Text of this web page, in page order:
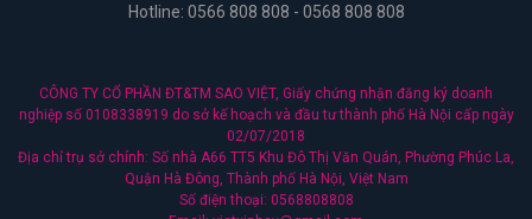
Hotline: 0566 808 808 - 0568 808 808
CÔNG TY CỔ PHẦN ĐT&TM SAO VIỆT, Giấy chứng nhận đăng ký doanh
nghiệp số 0108338919 do sở kế hoạch và đầu tư thành phố Hà Nội cấp ngày
02/07/2018
Địa chỉ trụ sở chính: Số nhà A66 TT5 Khu Đô Thị Văn Quán, Phường Phúc La,
Quận Hà Đông, Thành phố Hà Nội, Việt Nam
Số điện thoại: 0568808808